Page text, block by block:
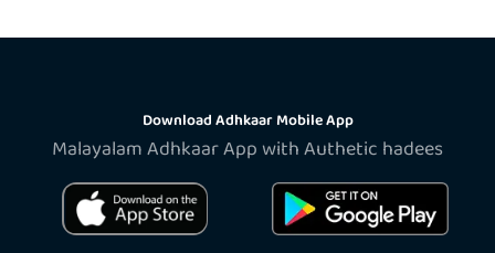
Download Adhkaar Mobile App
Malayalam Adhkaar App with Authetic hadees